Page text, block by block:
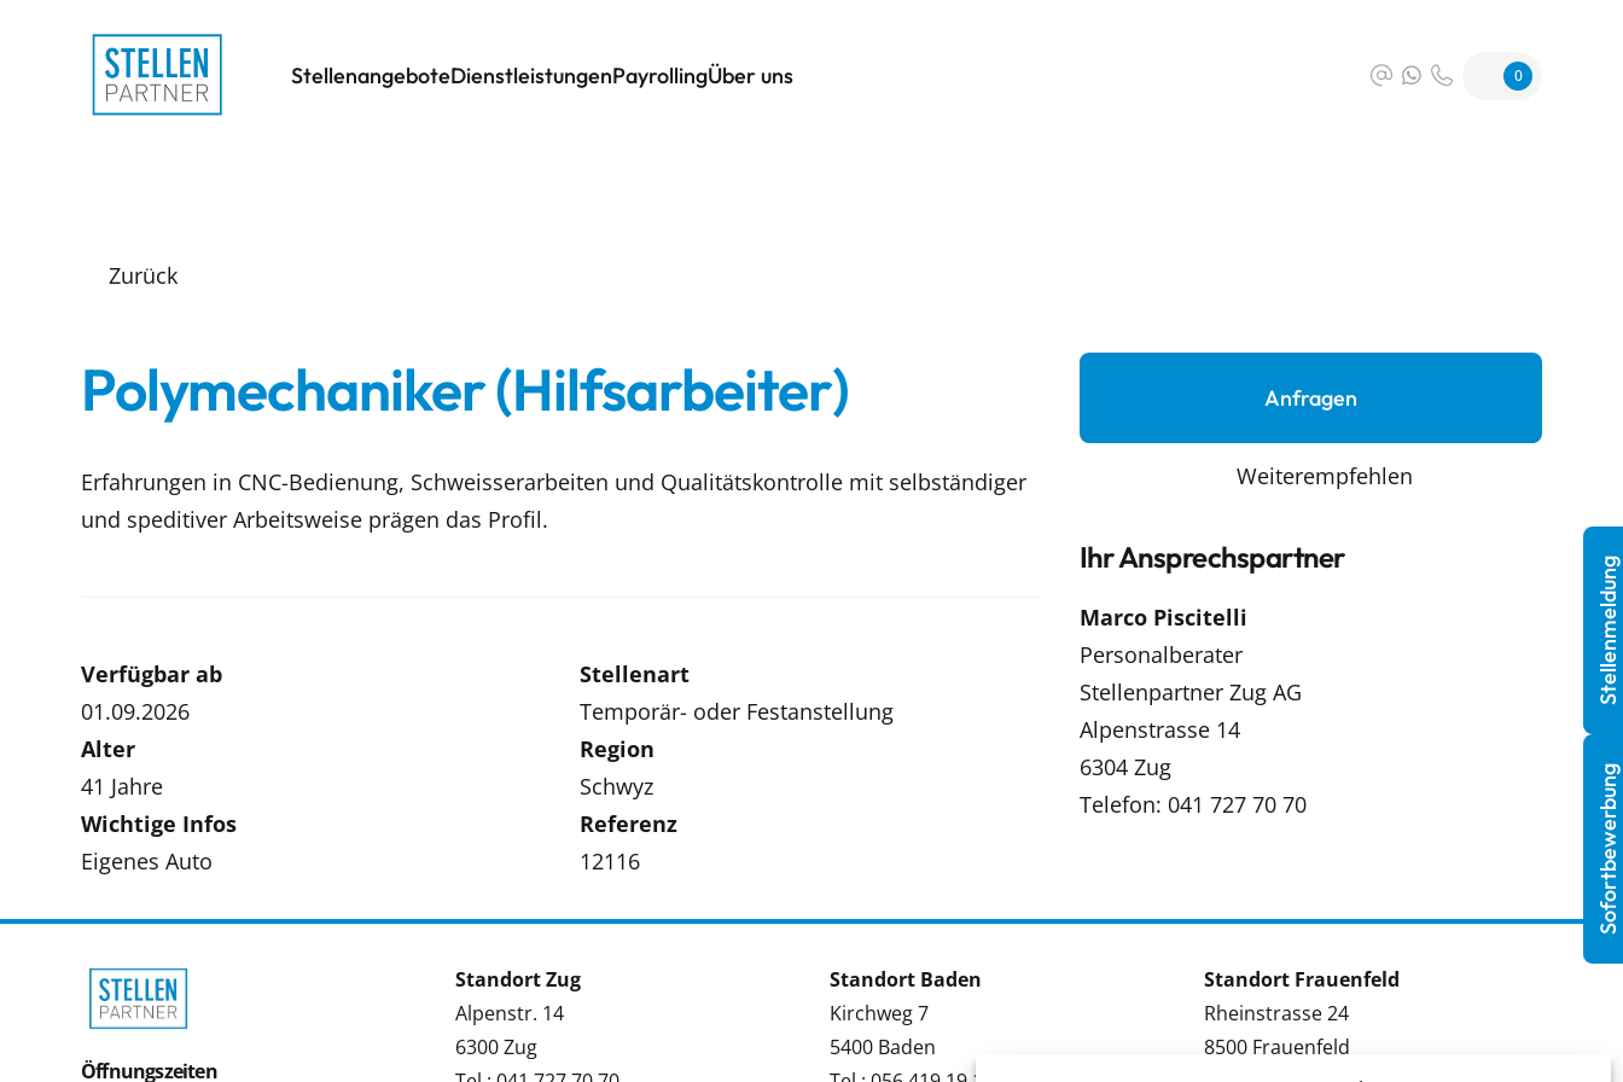
StellenangeboteDienstleistungenPayrollingÜber uns 0
Zurück
Polymechaniker (Hilfsarbeiter)
Erfahrungen in CNC-Bedienung, Schweisserarbeiten und Qualitätskontrolle mit selbständiger
und speditiver Arbeitsweise prägen das Profil.
Verfügbar ab
01.09.2026
Stellenart
Temporär- oder Festanstellung
Alter
41 Jahre
Region
Schwyz
Wichtige Infos
Eigenes Auto
Referenz
12116
Anfragen
Weiterempfehlen
Ihr Ansprechspartner
Marco Piscitelli
Personalberater
Stellenpartner Zug AG
Alpenstrasse 14
6304 Zug
Telefon: 041 727 70 70
Öffnungszeiten
Standort Zug
Alpenstr. 14
6300 Zug
Standort Baden
Kirchweg 7
5400 Baden
Standort Frauenfeld
Rheinstrasse 24
8500 Frauenfeld
Sofortbewerbung
Stellenmeldung